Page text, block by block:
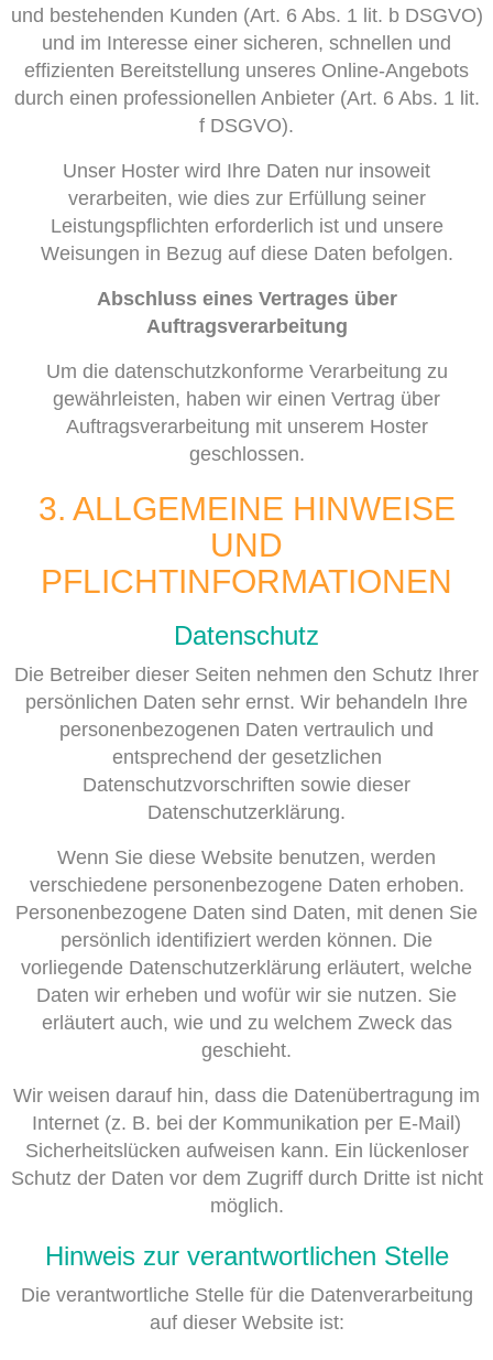
und bestehenden Kunden (Art. 6 Abs. 1 lit. b DSGVO)
und im Interesse einer sicheren, schnellen und
effizienten Bereitstellung unseres Online-Angebots
durch einen professionellen Anbieter (Art. 6 Abs. 1 lit.
f DSGVO).
Unser Hoster wird Ihre Daten nur insoweit
verarbeiten, wie dies zur Erfüllung seiner
Leistungspflichten erforderlich ist und unsere
Weisungen in Bezug auf diese Daten befolgen.
Abschluss eines Vertrages über
Auftragsverarbeitung
Um die datenschutzkonforme Verarbeitung zu
gewährleisten, haben wir einen Vertrag über
Auftragsverarbeitung mit unserem Hoster
geschlossen.
3. ALLGEMEINE HINWEISE
UND
PFLICHTINFORMATIONEN
Datenschutz
Die Betreiber dieser Seiten nehmen den Schutz Ihrer
persönlichen Daten sehr ernst. Wir behandeln Ihre
personenbezogenen Daten vertraulich und
entsprechend der gesetzlichen
Datenschutzvorschriften sowie dieser
Datenschutzerklärung.
Wenn Sie diese Website benutzen, werden
verschiedene personenbezogene Daten erhoben.
Personenbezogene Daten sind Daten, mit denen Sie
persönlich identifiziert werden können. Die
vorliegende Datenschutzerklärung erläutert, welche
Daten wir erheben und wofür wir sie nutzen. Sie
erläutert auch, wie und zu welchem Zweck das
geschieht.
Wir weisen darauf hin, dass die Datenübertragung im
Internet (z. B. bei der Kommunikation per E-Mail)
Sicherheitslücken aufweisen kann. Ein lückenloser
Schutz der Daten vor dem Zugriff durch Dritte ist nicht
möglich.
Hinweis zur verantwortlichen Stelle
Die verantwortliche Stelle für die Datenverarbeitung
auf dieser Website ist: